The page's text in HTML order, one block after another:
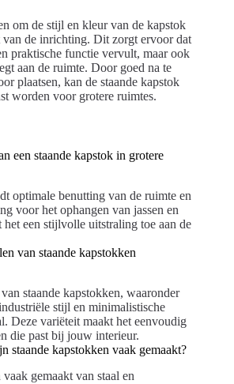
om de stijl en kleur van de kapstok
van de inrichting. Dit zorgt ervoor dat
praktische functie vervult, maar ook
aan de ruimte. Door goed na te
plaatsen, kan de staande kapstok
worden voor grotere ruimtes.
een staande kapstok in grotere
optimale benutting van de ruimte en
voor het ophangen van jassen en
het een stijlvolle uitstraling toe aan de
van staande kapstokken
staande kapstokken, waaronder
stijl en minimalistische
Deze variëteit maakt het eenvoudig
die past bij jouw interieur.
staande kapstokken vaak gemaakt?
gemaakt van staal en